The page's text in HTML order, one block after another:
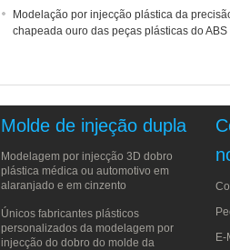
Modelação por injecção plástica da
chapeada ouro das peças plásticas do ABS
Molde de injeção dupla
Modelagem por injecção 3D dobro
plástica médica ou automotivo em
alaranjado e em cinzento
Únicos fabricantes plásticos
personalizados da modelagem por
injecção do dobro do molde da
E-